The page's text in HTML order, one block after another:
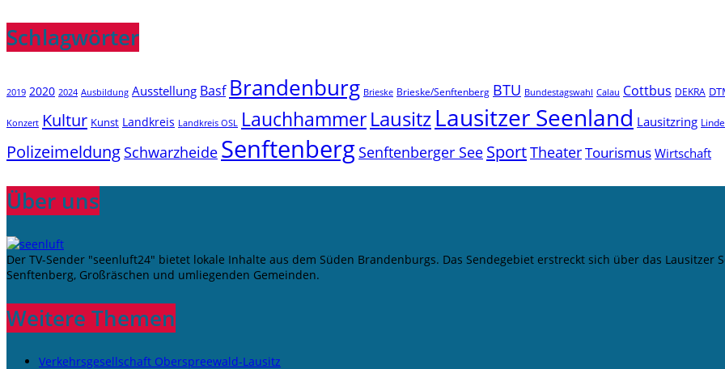
Schlagwörter
2019 2020 2024 Ausbildung Ausstellung Basf Brandenburg Brieske Brieske/Senftenberg BTU Bundestagswahl Calau Cottbus DEKRA
Konzert Kultur Kunst Landkreis Landkreis OSL LauchhammerLausitzLausitzer Seenland Lausitzring
Polizeimeldung Schwarzheide Senftenberg Senftenberger See SportTheaterTourismus Wirtschaft
Über uns
Der TV-Sender "seenluft24" bietet lokale Inhalte aus dem Süden Brandenburgs. Das Sendegebiet erstreckt sich über das Lausitzer
Senftenberg, Großräschen und umliegenden Gemeinden.
Weitere Themen
Verkehrsgesellschaft Oberspreewald-Lausitz